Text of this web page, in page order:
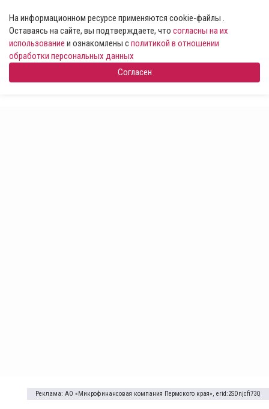
На информационном ресурсе применяются cookie-файлы .
Оставаясь на сайте, вы подтверждаете, что согласны на их
использование и ознакомлены сполитикой в отношении
обработки персональных данных
Согласен
Реклама: АО «Микрофинансовая компания Пермского края», erid:2SDnjcfi73Q